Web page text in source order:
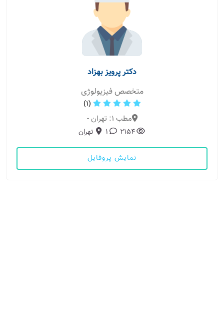
دکتر پرویز بهزاد
متخصص فیزیولوژی
(1)
مطب 1: تهران -
2154
1 تهران
نمایش پروفایل